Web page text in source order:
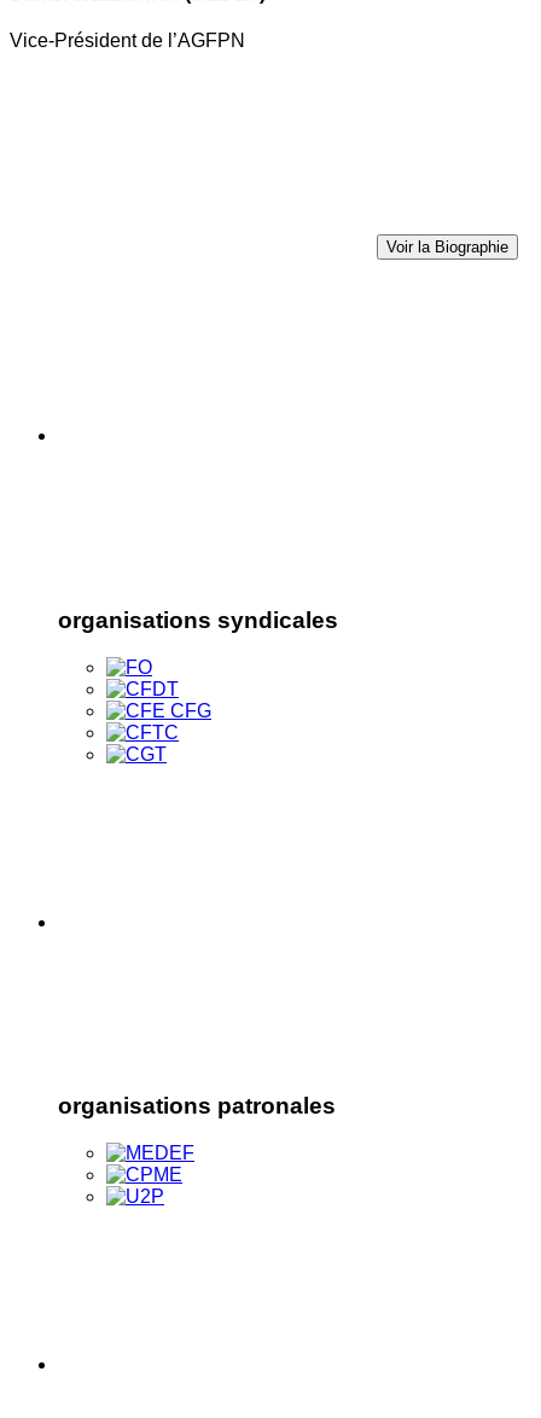
Vice-Président de l’AGFPN
Voir la Biographie
organisations syndicales
organisations patronales